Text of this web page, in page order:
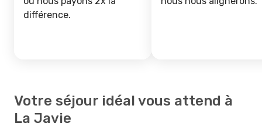
différence.
Votre séjour idéal vous attend à
La Javie